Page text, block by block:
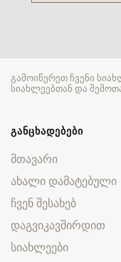
გამოიწერეთ ჩვენი
სიახლეებთან და
ᲒᲐᲜᲪᲮᲐᲓᲔᲑᲔᲑᲘ
მთავარი
ახალი დამატებული
ჩვენ შესახებ
დაგვიკავშირდით
სიახლეები